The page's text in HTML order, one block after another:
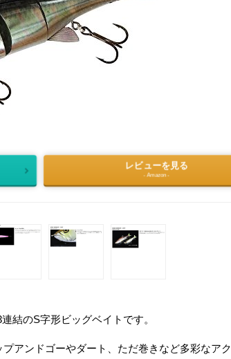
レビューを見る
- Amazon -
結のS字形ビッグベイトです。
アンドゴーやダート、ただ巻きなど多彩なア